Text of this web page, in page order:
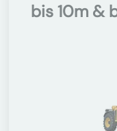
bis 10m &